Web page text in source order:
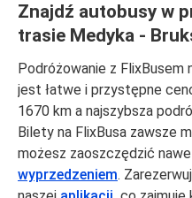
Znajdź autobusy w
trasie Medyka -
Podróżowanie z
jest łatwe i przystępne
1670 km a najszybsza
Bilety na FlixBusa zawsze
możesz zaoszczędzić
wyprzedzeniem.